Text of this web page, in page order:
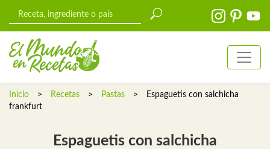
Inicio > Recetas > Pastas >
Espaguetis con salchicha
frankfurt
Espaguetis con salchicha